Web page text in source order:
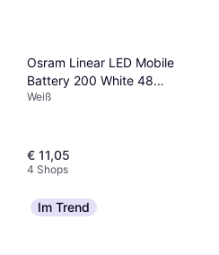
Osram Linear LED Mobile
Battery 200 White 48
Tischbeleuchtung
Weiß
€ 11,05
4 Shops
Im Trend